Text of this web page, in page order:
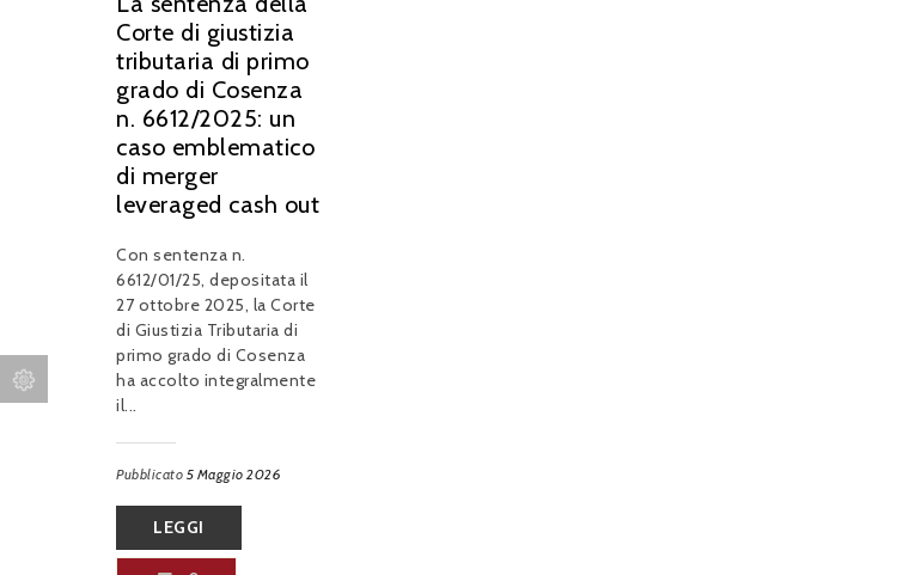
Corte di giustizia
tributaria di primo
grado di Cosenza
n. 6612/2025: un
caso emblematico
di merger
leveraged cash out
Con sentenza n.
6612/01/25, depositata il
27 ottobre 2025, la Corte
di Giustizia Tributaria di
primo grado di Cosenza
ha accolto integralmente
il...
Pubblicato 5 Maggio 2026
LEGGI